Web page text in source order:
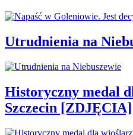
Utrudnienia na
Historyczny medal
Szczecin [ZDJĘCIA]